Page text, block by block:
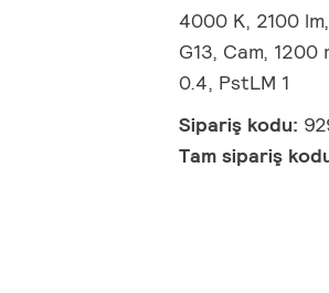
4000 K, 2100
G13, Cam, 1200
0.4, PstLM 1
Sipariş kodu:
Tam sipariş